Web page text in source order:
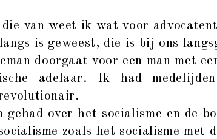
van weet ik wat voor
is geweest, die is bij ons
doorgaat voor een man met
adelaar. Ik had
gehad over het socialisme en de
zoals het socialisme met